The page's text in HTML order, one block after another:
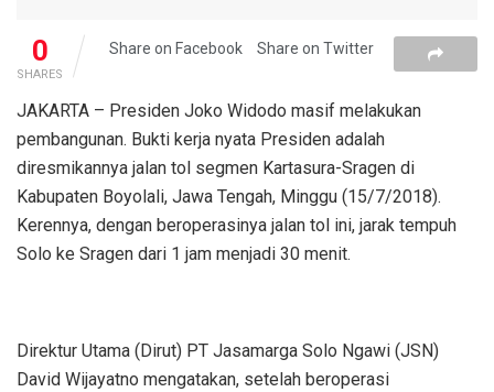
0
SHARES
Share on Facebook Share on Twitter
JAKARTA – Presiden Joko Widodo masif melakukan
pembangunan. Bukti kerja nyata Presiden adalah
diresmikannya jalan tol segmen Kartasura-Sragen di
Kabupaten Boyolali, Jawa Tengah, Minggu (15/7/2018).
Kerennya, dengan beroperasinya jalan tol ini, jarak tempuh
Solo ke Sragen dari 1 jam menjadi 30 menit.
Direktur Utama (Dirut) PT Jasamarga Solo Ngawi (JSN)
David Wijayatno mengatakan, setelah beroperasi